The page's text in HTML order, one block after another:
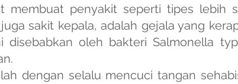
membuat penyakit seperti tipes lebih
sakit kepala, adalah gejala yang
disebabkan oleh bakteri Salmonella
dengan selalu mencuci tangan